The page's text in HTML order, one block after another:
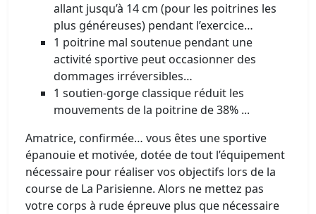
allant jusqu’à 14 cm (pour les poitrines les
plus généreuses) pendant l’exercice…
1 poitrine mal soutenue pendant une
activité sportive peut occasionner des
dommages irréversibles…
1 soutien-gorge classique réduit les
mouvements de la poitrine de 38% ...
Amatrice, confirmée… vous êtes une sportive
épanouie et motivée, dotée de tout l’équipement
nécessaire pour réaliser vos objectifs lors de la
course de La Parisienne. Alors ne mettez pas
votre corps à rude épreuve plus que nécessaire